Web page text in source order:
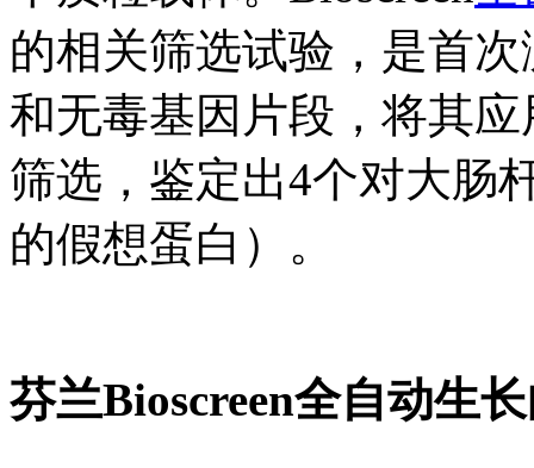
的相关筛选试验，是首
和无毒基因片段，将其应
筛选，鉴定出4个对大肠
的假想蛋白）。
芬兰Bioscreen全自动生